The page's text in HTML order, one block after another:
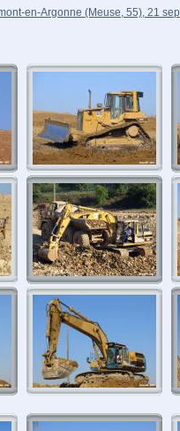
en-Argonne (Meuse, 55), 21